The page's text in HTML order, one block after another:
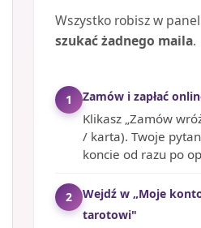
Wszystko robisz w
szukać żadnego maila.
1 Zamów i zapłać
Klikasz „Zamów
/ karta). Twoje
koncie od razu po
2
Wejdź w „Moje
tarotowi"